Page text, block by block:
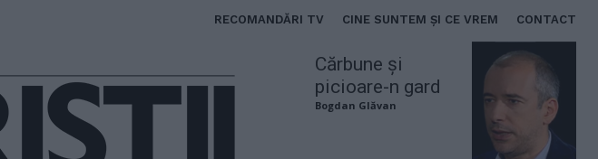
RECOMANDĂRI TV CINE SUNTEM ȘI CE VREM CONTACT
Cărbune și
picioare-n gard
Bogdan Glăvan